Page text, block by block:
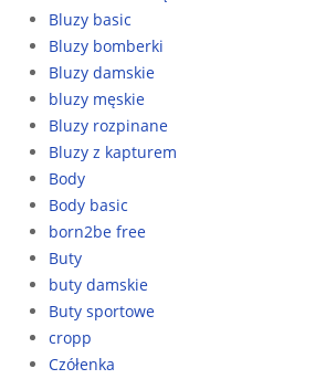
Bluzy basic
Bluzy bomberki
Bluzy damskie
bluzy męskie
Bluzy rozpinane
Bluzy z kapturem
Body
Body basic
born2be free
Buty
buty damskie
Buty sportowe
cropp
Czółenka